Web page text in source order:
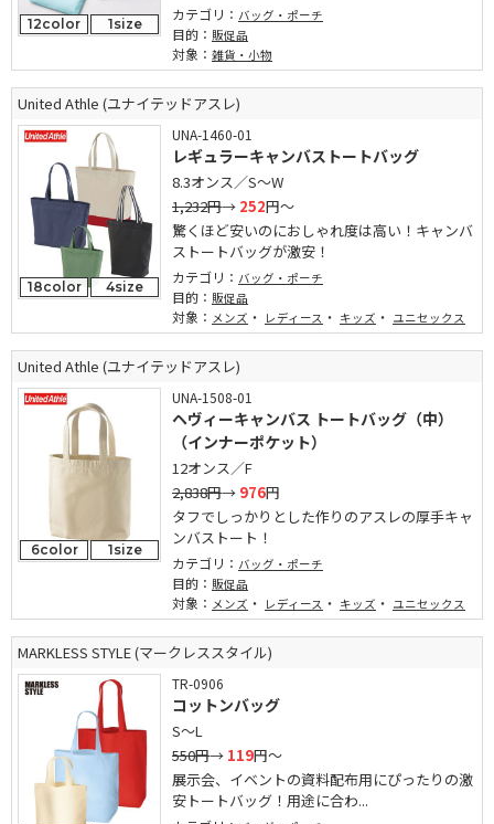
12color 1size
カテゴリ： バッグ・ポーチ
目的： 販促品
対象： 雑貨・小物
United Athle (ユナイテッドアスレ)
18color 4size
UNA-1460-01
レギュラーキャンバストートバッグ
8.3オンス／S～W
1,232円→ 252円～
驚くほど安いのにおしゃれ度は高い！キャンバ
ストートバッグが激安！
カテゴリ： バッグ・ポーチ
目的： 販促品
対象： メンズ ・ レディース ・ キッズ ・ ユニセックス
United Athle (ユナイテッドアスレ)
6color 1size
UNA-1508-01
ヘヴィーキャンバス トートバッグ（中）
（インナーポケット）
12オンス／F
2,838円→ 976円
タフでしっかりとした作りのアスレの厚手キャ
ンバストート！
カテゴリ： バッグ・ポーチ
目的： 販促品
対象： メンズ ・ レディース ・ キッズ ・ ユニセックス
MARKLESS STYLE (マークレススタイル)
TR-0906
コットンバッグ
S～L
550円→ 119円～
展示会、イベントの資料配布用にぴったりの激
安トートバッグ！用途に合わ...